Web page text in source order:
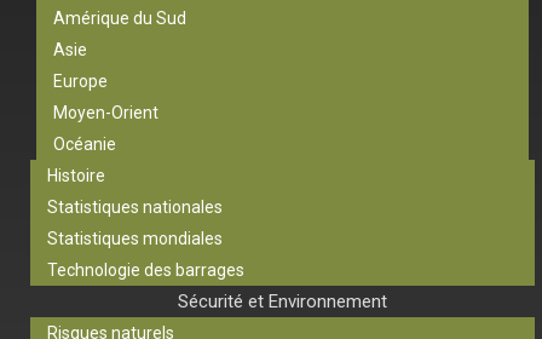
Amérique du Sud
Asie
Europe
Moyen-Orient
Océanie
Histoire
Statistiques nationales
Statistiques mondiales
Technologie des barrages
Sécurité et Environnement
Risques naturels